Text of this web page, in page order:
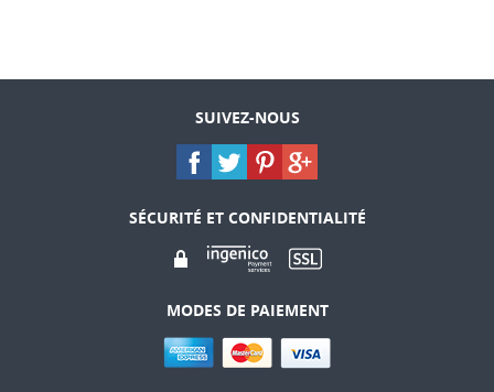
SUIVEZ-NOUS
SÉCURITÉ ET CONFIDENTIALITÉ
MODES DE PAIEMENT